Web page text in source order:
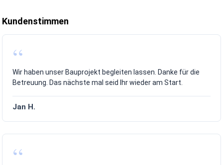
Bauvorhaben mit mehreren Arbeitgebern kann die Bestellung eines
koordinieren.
Warum ist ein SiGeKo wichtig?
Viele Unfälle auf Baustellen entstehen nicht durch einzelne Fehler,
Absturzgefahren
Kundenstimmen
Wir haben unser Bauprojekt begleiten lassen. Danke für die
Betreuung. Das nächste mal seid Ihr wieder am Start.
Jan H.